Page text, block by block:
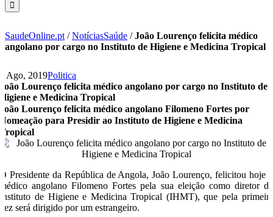
SaudeOnline.pt /NotíciasSaúde /João Lourenço felicita médico
angolano por cargo no Instituto de Higiene e Medicina Tropical
5 Ago, 2019Politica
João Lourenço felicita médico angolano por cargo no Instituto de
Higiene e Medicina Tropical
João Lourenço felicita médico angolano Filomeno Fortes por
Nomeação para Presidir ao Instituto de Higiene e Medicina
Tropical
O Presidente da República de Angola, João Lourenço, felicitou hoje o
médico angolano Filomeno Fortes pela sua eleição como diretor do
Instituto de Higiene e Medicina Tropical (IHMT), que pela primeira
vez será dirigido por um estrangeiro.